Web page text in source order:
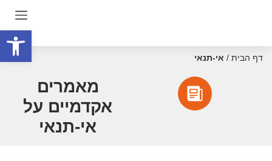
פתח
דף הבית / אי-תנאי
מאמרים
אקדמיים על
אי-תנאי